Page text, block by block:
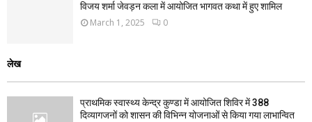
विजय शर्मा जेवड़न कला में आयोजित भागवत कथा में हुए शामिल
March 1, 2025 0
लेख
प्राथमिक स्वास्थ्य केन्द्र कुण्डा में आयोजित शिविर में 388
दिव्यागजनों को शासन की विभिन्न योजनाओं से किया गया लाभान्वित